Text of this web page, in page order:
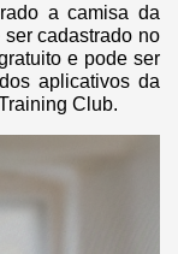
a camisa da
cadastrado no
e pode ser
aplicativos da
Club.